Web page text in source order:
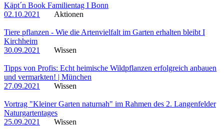
Käpt´n Book Familientag I Bonn
02.10.2021
Aktionen
Tiere pflanzen - Wie die Artenvielfalt im Garten erhalten bleibt I
Kirchheim
30.09.2021
Wissen
Tipps von Profis: Echt heimische Wildpflanzen erfolgreich anbauen
und vermarkten! | München
27.09.2021
Wissen
Vortrag "Kleiner Garten naturnah" im Rahmen des 2. Langenfelder
Naturgartentages
25.09.2021
Wissen